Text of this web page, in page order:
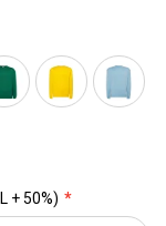
+ 50%)